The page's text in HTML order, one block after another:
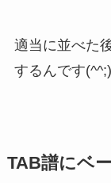
適当に並べた
するんです(^^;)
TAB譜にベ